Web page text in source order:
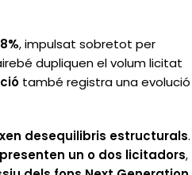
, impulsat sobretot per
dupliquen el volum licitat
també registra una evolució
desequilibris estructurals.
un o dos licitadors,